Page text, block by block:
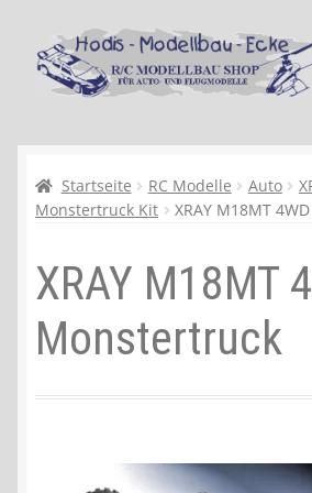
Zur
Navigation
springen
Zum
Inhalt
springen
Kasse
Recycling, Entsorgung und
Shop
Ablauf einer Bestellung
Startseite RC Modelle Auto
Monstertruck Kit
XRAY M18MT
XRAY M18MT
Monstertruck